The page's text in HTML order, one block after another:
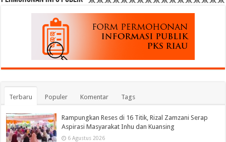
Terbaru Populer Komentar Tags
Rampungkan Reses di 16 Titik, Rizal Zamzani Serap
Aspirasi Masyarakat Inhu dan Kuansing
6 Agustus 2026